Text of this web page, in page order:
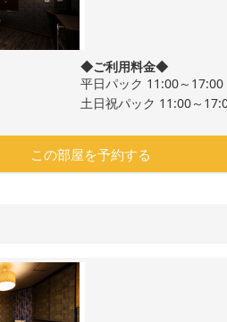
◆ご利用料金◆
平日パック 11:00～
土日祝パック 11:00～
この部屋を予約する